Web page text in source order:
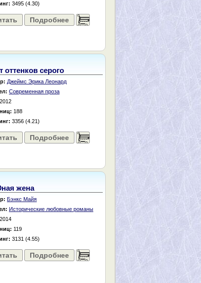
3495 (4.30)
Подробнее ......
оттенков серого
Джеймс Эрика Леонард
Современная проза
2012
188
3356 (4.21)
Подробнее ......
жена
Бэнкс Майя
Исторические любовные романы
2014
119
3131 (4.55)
Подробнее ......